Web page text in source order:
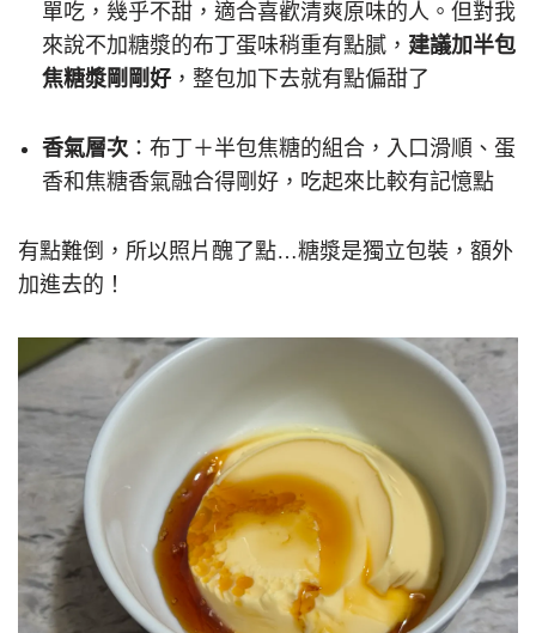
單吃，幾乎不甜，適合喜歡清爽原味的人。但對我
來說不加糖漿的布丁蛋味稍重有點膩， 建議加半包
焦糖漿剛剛好 ，整包加下去就有點偏甜了
香氣層次 ：布丁＋半包焦糖的組合，入口滑順、蛋
香和焦糖香氣融合得剛好，吃起來比較有記憶點
有點難倒，所以照片醜了點…糖漿是獨立包裝，額外
加進去的！